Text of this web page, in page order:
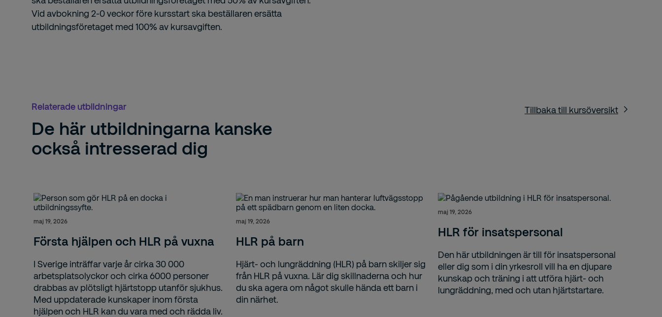
Vid avbokning 2-0 veckor före kursstart ska beställaren ersätta
utbildningsföretaget med 100% av kursavgiften.
Relaterade utbildningar
De här utbildningarna kanske
också intresserad dig
Tillbaka till kursöversikt
maj 19, 2026
Första hjälpen och HLR på vuxna
I Sverige inträffar varje år cirka 30 000
arbetsplatsolyckor och cirka 6000 personer
drabbas av plötsligt hjärtstopp utanför sjukhus.
Med uppdaterade kunskaper inom första
hjälpen och HLR kan du vara med och rädda liv.
maj 19, 2026
HLR på barn
Hjärt- och lungräddning (HLR) på barn skiljer sig
från HLR på vuxna. Lär dig skillnaderna och hur
du ska agera om något skulle hända ett barn i
din närhet.
maj 19, 2026
HLR för insatspersonal
Den här utbildningen är till för insatspersonal
eller dig som i din yrkesroll vill ha en djupare
kunskap och träning i att utföra hjärt- och
lungräddning, med och utan hjärtstartare.